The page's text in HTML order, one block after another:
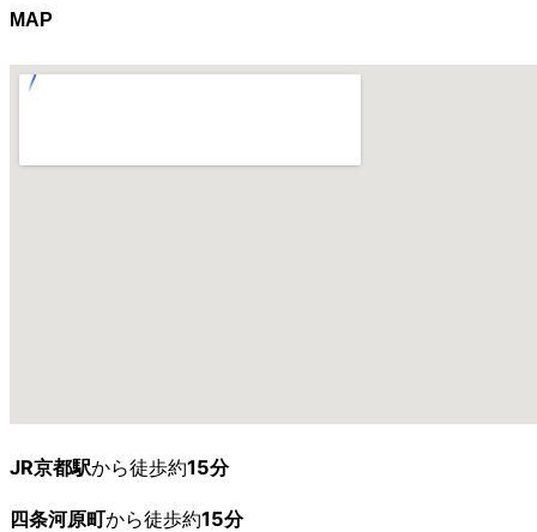
MAP
JR京都駅から徒歩約15分
四条河原町から徒歩約15分